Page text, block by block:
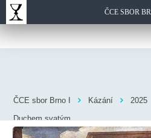
ČCE SBOR
ČCE sbor Brno I Kázání 2025
Duchem svatým …